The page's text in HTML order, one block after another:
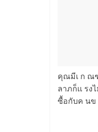
คุณมีเ ก ณฑ์
ลาภก็เเ ร
ซื้อกับค นข